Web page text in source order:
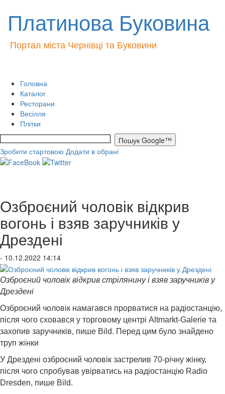
Платинова Буковина
Портал міста Чернівці та Буковини
Головна
Каталог
Ресторани
Весілля
Плітки
Зробити стартовою Додати в обрані
Озброєний чоловік відкрив
вогонь і взяв заручників у
Дрездені
- 10.12.2022 14:14
Озброєний чоловік відкрив стрілянину і взяв заручників у
Дрездені
Озброєний чоловік намагався прорватися на радіостанцію,
після чого сховався у торговому центрі Altmarkt-Galerie та
захопив заручників, пише Bild. Перед цим було знайдено
труп жінки
У Дрездені озброєний чоловік застрелив 70-річну жінку,
після чого спробував увірватись на радіостанцію Radio
Dresden, пише Bild.